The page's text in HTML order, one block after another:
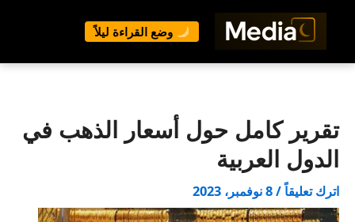
وضع القراءة ليلاً
تقرير كامل حول أسعار الذهب في
الدول العربية
اترك تعليقاً/8 نوفمبر، 2023